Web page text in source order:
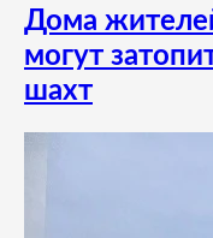
Дома
могут
шахт